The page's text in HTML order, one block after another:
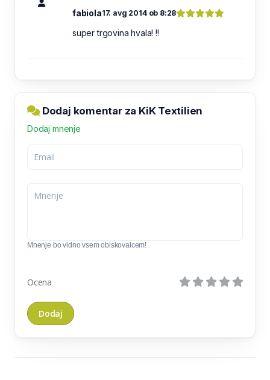
fabiola17. avg 2014 ob 8:28
super trgovina hvala! !!
Dodaj komentar za KiK Textilien
Dodaj mnenje
Mnenje bo vidno vsem obiskovalcem!
Ocena